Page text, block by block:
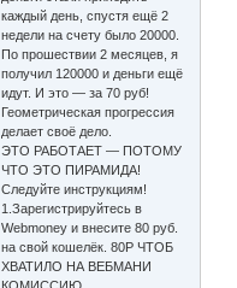
каждый день, спустя ещё 2
недели на счету было 20000.
По прошествии 2 месяцев, я
получил 120000 и деньги ещё
идут. И это — за 70 руб!
Геометрическая прогрессия
делает своё дело.
ЭТО РАБОТАЕТ — ПОТОМУ
ЧТО ЭТО ПИРАМИДА!
Следуйте инструкциям!
1.Зарегистрируйтесь в
Webmoney и внесите 80 руб.
на свой кошелёк. 80Р ЧТОБ
ХВАТИЛО НА ВЕБМАНИ